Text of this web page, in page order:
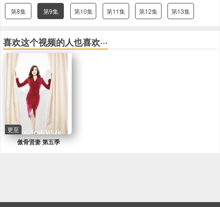
第8集 第9集 第10集 第11集 第12集 第13集
喜欢这个视频的人也喜欢···
傲骨贤妻 第五季
更至